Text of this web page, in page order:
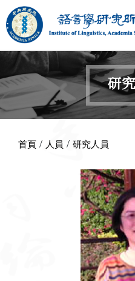
跳到主要內容區塊
:::
研
首頁 / 人員 / 研究人員